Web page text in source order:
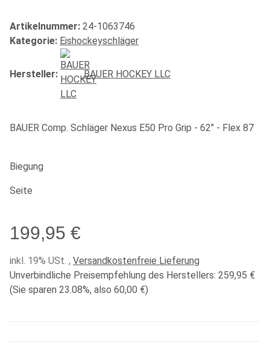
Artikelnummer: 24-1063746
Kategorie: Eishockeyschläger
Hersteller: BAUER HOCKEY LLC
BAUER Comp. Schläger Nexus E50 Pro Grip - 62" - Flex 87
Biegung
Seite
199,95 €
inkl. 19% USt. , Versandkostenfreie Lieferung
Unverbindliche Preisempfehlung des Herstellers: 259,95 €
(Sie sparen 23.08%, also 60,00 €)